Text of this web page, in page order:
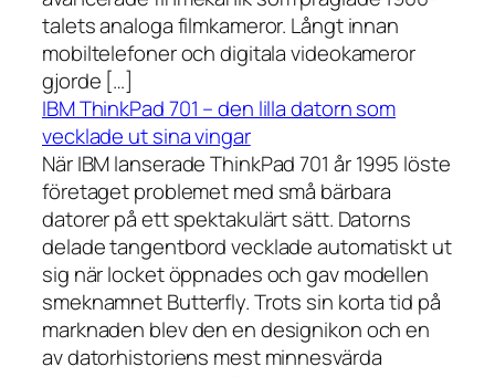
talets analoga filmkameror. Långt innan
mobiltelefoner och digitala videokameror
gjorde […]
IBM ThinkPad 701 – den lilla datorn som
vecklade ut sina vingar
När IBM lanserade ThinkPad 701 år 1995 löste
företaget problemet med små bärbara
datorer på ett spektakulärt sätt. Datorns
delade tangentbord vecklade automatiskt ut
sig när locket öppnades och gav modellen
smeknamnet Butterfly. Trots sin korta tid på
marknaden blev den en designikon och en
av datorhistoriens mest minnesvärda